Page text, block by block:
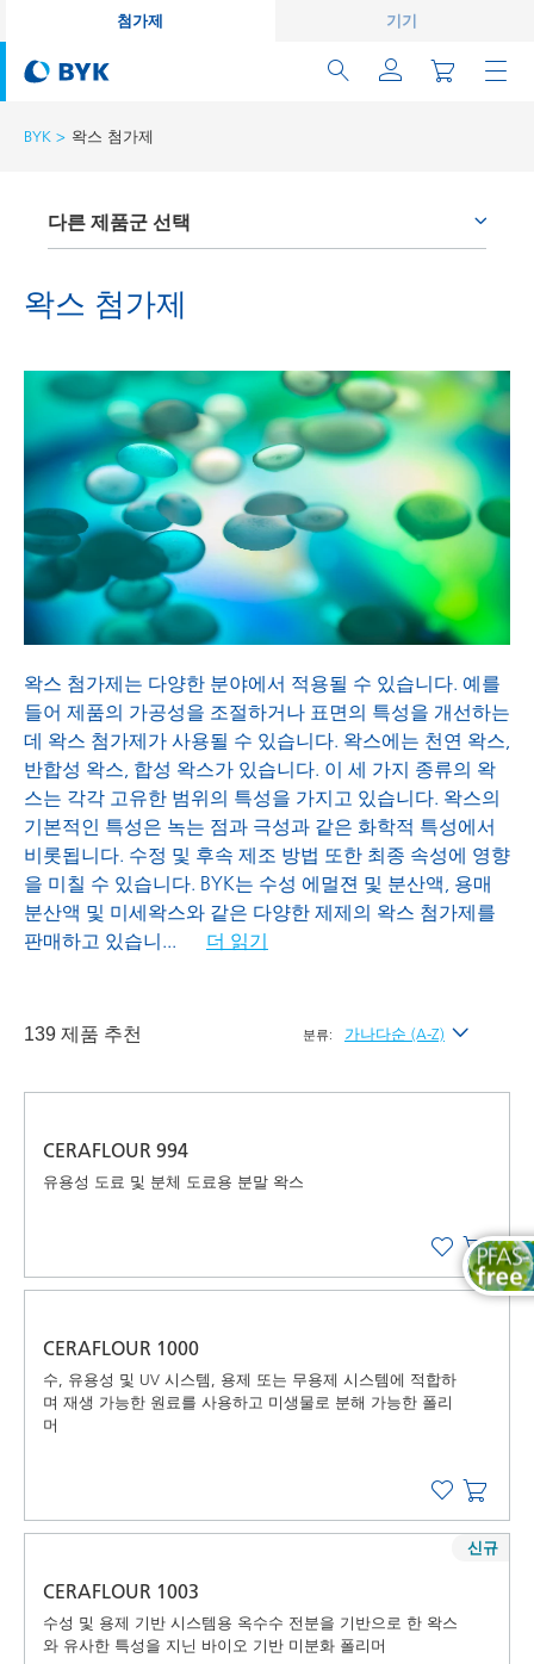
첨가제 기기
BYK 왁스 첨가제
왁스 첨가제
다른 제품군 선택
소포제와 탈포제
왁스 첨가제
유동성 첨가제
표면용 첨가제
프로세싱 첨가제
왁스 첨가제는 다양한 분야에서 적용될 수 있습니다. 예를
들어 제품의 가공성을 조절하거나 표면의 특성을 개선하는
데 왁스 첨가제가 사용될 수 있습니다. 왁스에는 천연 왁스,
반합성 왁스, 합성 왁스가 있습니다. 이 세 가지 종류의 왁
스는 각각 고유한 범위의 특성을 가지고 있습니다. 왁스의
기본적인 특성은 녹는 점과 극성과 같은 화학적 특성에서
비롯됩니다. 수정 및 후속 제조 방법 또한 최종 속성에 영향
을 미칠 수 있습니다. BYK는 수성 에멀젼 및 분산액, 용매
분산액 및 미세왁스와 같은 다양한 제제의 왁스 첨가제를
판매하고 있습니... 더 읽기
139 제품 추천 분류: 가나다순 (A-Z)
CERAFLOUR 994
유용성 도료 및 분체 도료용 분말 왁스
CERAFLOUR 1000
수, 유용성 및 UV 시스템, 용제 또는 무용제 시스템에 적합하
며 재생 가능한 원료를 사용하고 미생물로 분해 가능한 폴리
머
CERAFLOUR 1003
수성 및 용제 기반 시스템용 옥수수 전분을 기반으로 한 왁스
와 유사한 특성을 지닌 바이오 기반 미분화 폴리머
신규